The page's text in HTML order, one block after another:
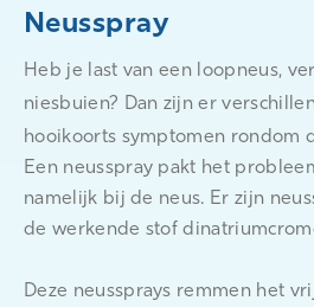
Neusspray
Heb je last van een loopneus,
niesbuien? Dan zijn er
hooikoorts symptomen rondom
Een neusspray pakt het
namelijk bij de neus. Er zijn
de werkende stof
Deze neussprays remmen het